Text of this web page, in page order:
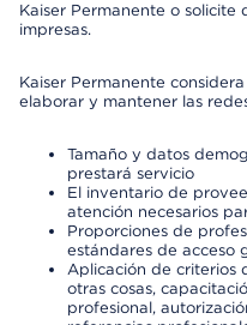
Kaiser Permanente o solicite
impresas.
Kaiser Permanente
elaborar y mantener las
Tamaño y datos
prestará servicio
El inventario de
atención necesarios
Proporciones de
estándares de acceso
Aplicación de criterios
otras cosas,
profesional,